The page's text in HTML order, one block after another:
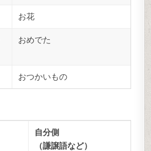
お花
おめでた
おつかいもの
自分側
（謙譲語など）